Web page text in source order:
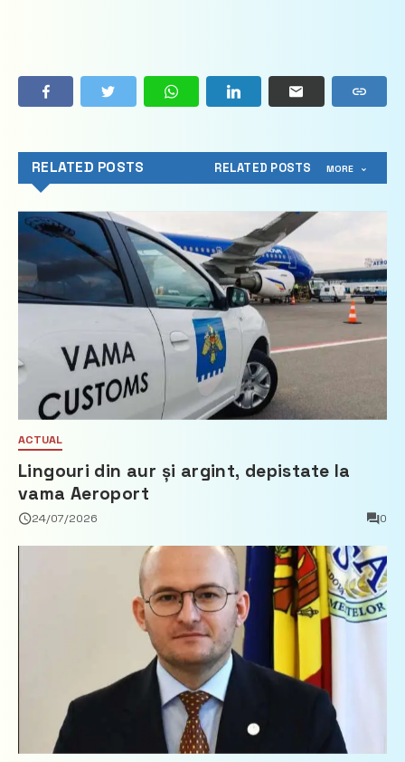
RELATED POSTS RELATED POSTS MORE
ACTUAL
Lingouri din aur și argint, depistate la
vama Aeroport
24/07/2026 0